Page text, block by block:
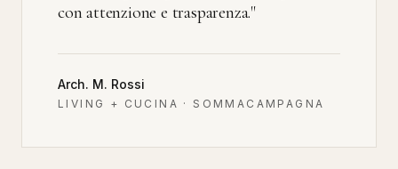
con attenzione e trasparenza."
Arch. M. Rossi
LIVING + CUCINA · SOMMACAMPAGNA